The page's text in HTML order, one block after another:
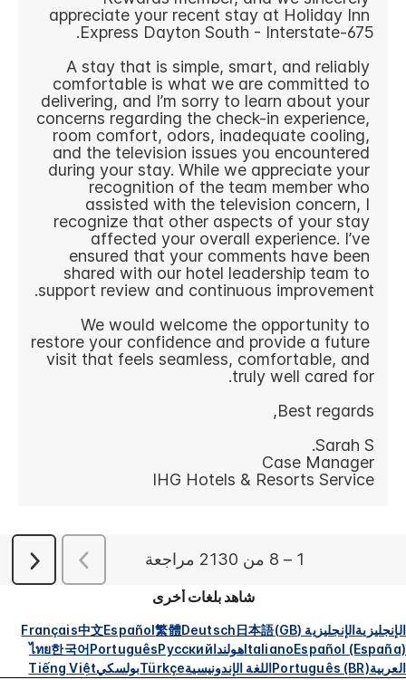
شاهد بلغات أخرى
الإنجليزيةالإنجليزية (GB) 日本語
Deutsch
繁體
Español
中文
Français
Español (España)
ItalianoهولنداРусский
Português
한국어
ไทย
العربيةPortuguês (BR)اللغة الإندونيسيةTürkçeبولسكيTiếng Việt